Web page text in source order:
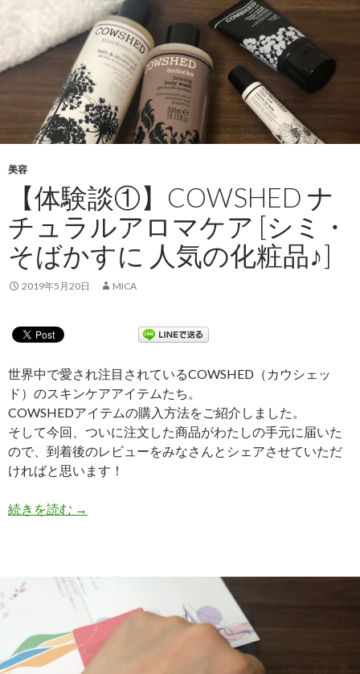
美容
【体験談①】COWSHED ナ
チュラルアロマケア [シミ・
そばかすに 人気の化粧品♪]
2019年5月20日 MICA
世界中で愛され注目されているCOWSHED（カウシェッ
ド）のスキンケアアイテムたち。
COWSHEDアイテムの購入方法をご紹介しました。
そして今回、ついに注文した商品がわたしの手元に届いた
ので、到着後のレビューをみなさんとシェアさせていただ
ければと思います！
続きを読む 【体験談①】COWSHED ナチュラルアロマケア
→